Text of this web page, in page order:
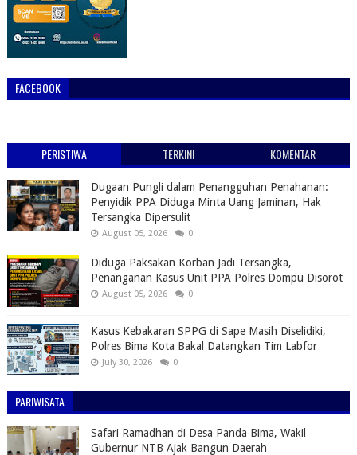
FACEBOOK
PERISTIWA TERKINI KOMENTAR
Dugaan Pungli dalam Penangguhan Penahanan:
Penyidik PPA Diduga Minta Uang Jaminan, Hak
Tersangka Dipersulit
August 05, 2026 0
Diduga Paksakan Korban Jadi Tersangka,
Penanganan Kasus Unit PPA Polres Dompu Disorot
August 05, 2026 0
Kasus Kebakaran SPPG di Sape Masih Diselidiki,
Polres Bima Kota Bakal Datangkan Tim Labfor
July 30, 2026 0
PARIWISATA
Safari Ramadhan di Desa Panda Bima, Wakil
Gubernur NTB Ajak Bangun Daerah